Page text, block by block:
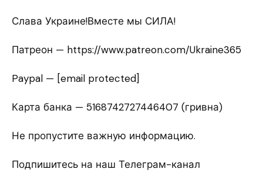
Слава Украине!Вместе мы СИЛА!
Патреон — https://www.patreon.com/Ukraine365
Paypal — [email protected]
Карта банка — 5168742727446407 (гривна)
Не пропустите важную информацию.
Подпишитесь на наш Телеграм-канал